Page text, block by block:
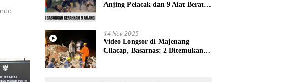
Anjing Pelacak dan 9 Alat Berat
14 Nov 2025
Video Longsor di Majenang
Cilacap, Basarnas: 2 Ditemukan